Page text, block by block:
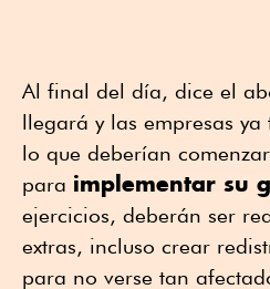
Al final del día, dice el
llegará y las empresas
lo que deberían
para implementar su
ejercicios, deberán ser
extras, incluso crear
para no verse tan